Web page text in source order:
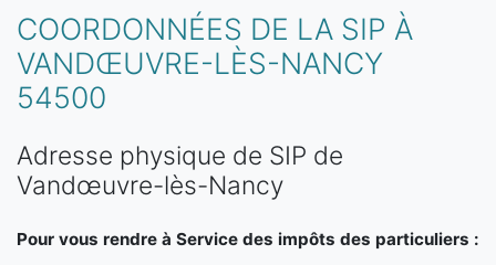
COORDONNÉES DE LA SIP À
VANDŒUVRE-LÈS-NANCY
54500
Adresse physique de SIP de
Vandœuvre-lès-Nancy
Pour vous rendre à Service des impôts des particuliers :